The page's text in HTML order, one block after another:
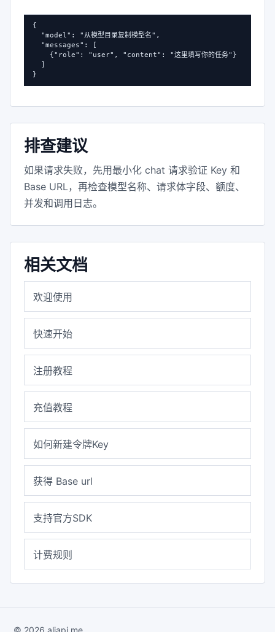
{
  "model": "从模型目录复制模型名",
  "messages": [
    {"role": "user", "content": "这里填写你的任务"}
  ]
}
排查建议
如果请求失败，先用最小化 chat 请求验证 Key 和
Base URL，再检查模型名称、请求体字段、额度、
并发和调用日志。
相关文档
欢迎使用
快速开始
注册教程
充值教程
如何新建令牌Key
获得 Base url
支持官方SDK
计费规则
© 2026 aliapi.me.